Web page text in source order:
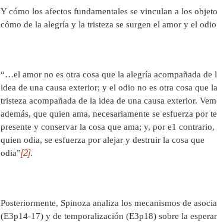
Y cómo los afectos fundamentales se vinculan a los
cómo de la alegría y la tristeza se surgen el amor y el
“…el amor no es otra cosa que la alegría acompañada de
idea de una causa exterior; y el odio no es otra cosa que la
tristeza acompañada de la idea de una causa exterior.
además, que quien ama, necesariamente se esfuerza por
presente y conservar la cosa que ama; y, por e1 contrario,
quien odia, se esfuerza por alejar y destruir la cosa que
odia”[2].
Posteriormente, Spinoza analiza los mecanismos de
(E3p14-17) y de temporalización (E3p18) sobre la